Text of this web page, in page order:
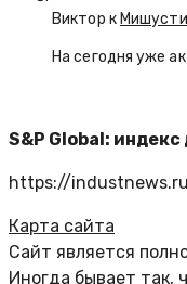
Виктор к
На сегодня уже
S&P Global:
https://
Карта сайта
Сайт является
Иногда бывает так,